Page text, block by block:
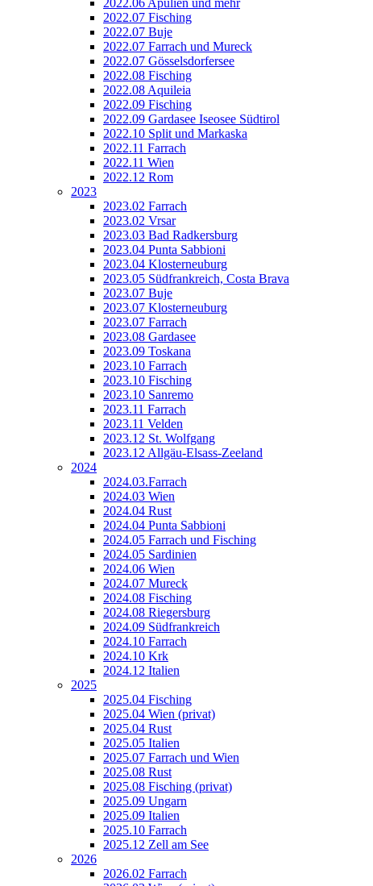
2022.07 Fisching
2022.07 Buje
2022.07 Farrach und Mureck
2022.07 Gösselsdorfersee
2022.08 Fisching
2022.08 Aquileia
2022.09 Fisching
2022.09 Gardasee Iseosee Südtirol
2022.10 Split und Markaska
2022.11 Farrach
2022.11 Wien
2022.12 Rom
2023
2023.02 Farrach
2023.02 Vrsar
2023.03 Bad Radkersburg
2023.04 Punta Sabbioni
2023.04 Klosterneuburg
2023.05 Südfrankreich, Costa Brava
2023.07 Buje
2023.07 Klosterneuburg
2023.07 Farrach
2023.08 Gardasee
2023.09 Toskana
2023.10 Farrach
2023.10 Fisching
2023.10 Sanremo
2023.11 Farrach
2023.11 Velden
2023.12 St. Wolfgang
2023.12 Allgäu-Elsass-Zeeland
2024
2024.03.Farrach
2024.03 Wien
2024.04 Rust
2024.04 Punta Sabbioni
2024.05 Farrach und Fisching
2024.05 Sardinien
2024.06 Wien
2024.07 Mureck
2024.08 Fisching
2024.08 Riegersburg
2024.09 Südfrankreich
2024.10 Farrach
2024.10 Krk
2024.12 Italien
2025
2025.04 Fisching
2025.04 Wien (privat)
2025.04 Rust
2025.05 Italien
2025.07 Farrach und Wien
2025.08 Rust
2025.08 Fisching (privat)
2025.09 Ungarn
2025.09 Italien
2025.10 Farrach
2025.12 Zell am See
2026
2026.02 Farrach